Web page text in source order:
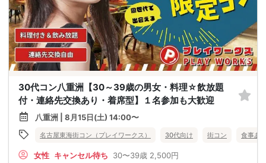
30代コン八重洲【30～39歳の男女・料理☆飲放題
付・連絡先交換あり・着席型】１名参加も大歓迎
八重洲 | 8月15日(土) 14:00〜
名古屋東海街コン（プレイワークス） 30代向け 街コン 食事あ
女性 キャンセル待ち 30〜39歳 2,500円